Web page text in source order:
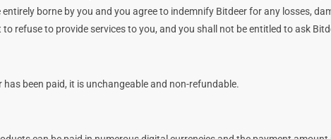
borne by you and you agree to indemnify Bitdeer for any losses,
refuse to provide services to you, and you shall not be entitled to ask
been paid, it is unchangeable and non-refundable.